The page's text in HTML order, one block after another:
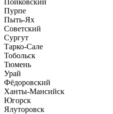
Пурпе
Пыть-Ях
Советский
Сургут
Тарко-Сале
Тобольск
Тюмень
Урай
Фёдоровский
Ханты-Мансийск
Югорск
Ялуторовск